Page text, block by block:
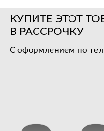
КУПИТЕ ЭТОТ
В РАССРОЧКУ
С оформлением по